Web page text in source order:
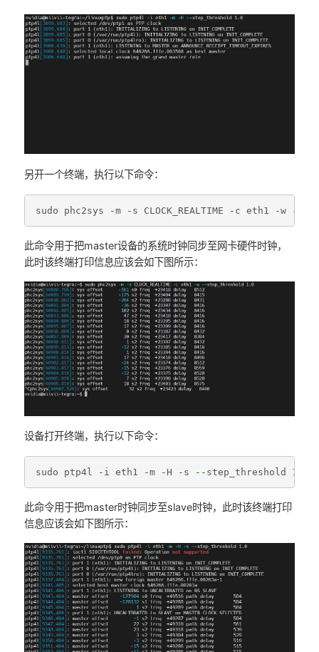
另开一个终端，执行以下命令：
sudo phc2sys -m - s CLOCK_REALTIME - c eth1 -w --
此命令用于把master设备的系统时钟同步至网卡硬件时钟，
此时该终端打印信息应该会如下图所示：
设备打开终端，执行以下命令：
sudo ptp4l - i eth1 -m - H - s -- step_threshold 1.0
此命令用于把master时钟同步至slave时钟，此时该终端打印
信息应该会如下图所示：